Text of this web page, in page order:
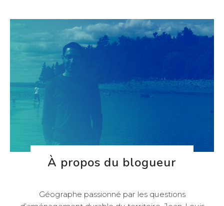
À propos du blogueur
Géographe passionné par les questions